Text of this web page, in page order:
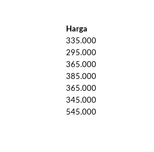
Harga
335.000
295.000
365.000
385.000
365.000
345.000
545.000